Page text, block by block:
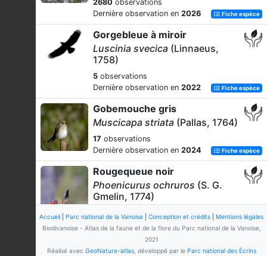
2680 observations
Dernière observation en 2026 Fiche espèce
Gorgebleue à miroir
Luscinia svecica (Linnaeus,
1758)
5 observations
Dernière observation en 2022 Fiche espèce
Gobemouche gris
Muscicapa striata (Pallas, 1764)
17 observations
Dernière observation en 2024 Fiche espèce
Rougequeue noir
Phoenicurus ochruros (S. G.
Gmelin, 1774)
4105 observations
Dernière observation en
2026 Fiche espèce
Rougequeue à front blanc
Accueil Parc national de la Vanoise Conception et crédits
Mentions légales
Biodivanoise - Atlas de la faune et de la flore du Parc national de la Vanoise,
2021
Réalisé avec GeoNature-atlas, développé par le Parc national des Écrins